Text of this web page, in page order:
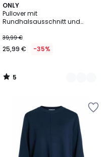
ONLY
Pullover mit
Rundhalsausschnitt und
39,99 €
25,99 € -35%
5
/
5
2
Farben
5
/